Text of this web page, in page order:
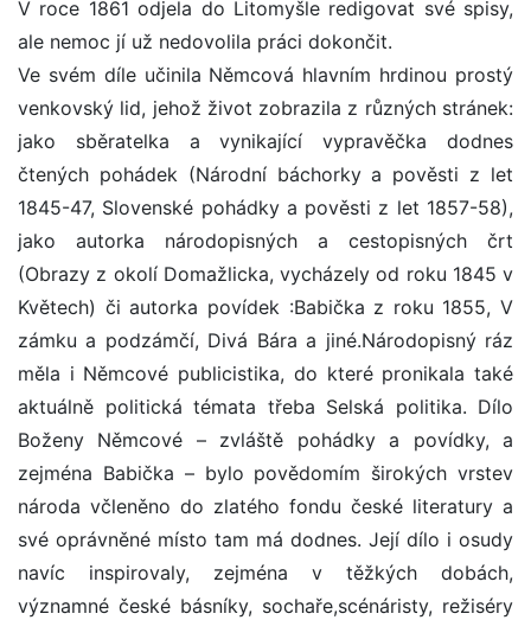
V roce 1861 odjela do Litomyšle redigovat své spisy,
ale nemoc jí už nedovolila práci dokončit.
Ve svém díle učinila Němcová hlavním hrdinou prostý
venkovský lid, jehož život zobrazila z různých stránek:
jako sběratelka a vynikající vypravěčka dodnes
čtených pohádek (Národní báchorky a pověsti z let
1845-47, Slovenské pohádky a pověsti z let 1857-58),
jako autorka národopisných a cestopisných črt
(Obrazy z okolí Domažlicka, vycházely od roku 1845 v
Květech) či autorka povídek :Babička z roku 1855, V
zámku a podzámčí, Divá Bára a jiné.Národopisný ráz
měla i Němcové publicistika, do které pronikala také
aktuálně politická témata třeba Selská politika. Dílo
Boženy Němcové – zvláště pohádky a povídky, a
zejména Babička – bylo povědomím širokých vrstev
národa včleněno do zlatého fondu české literatury a
své oprávněné místo tam má dodnes. Její dílo i osudy
navíc inspirovaly, zejména v těžkých dobách,
významné české básníky, sochaře,scénáristy, režiséry